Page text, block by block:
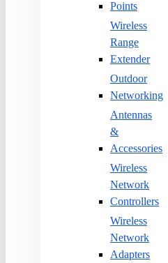
Points
Wireless
Range
Extender
Outdoor
Networking
Antennas
&
Accessories
Wireless
Network
Controllers
Wireless
Network
Adapters